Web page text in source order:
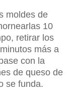
moldes de
10
retirar los
más a
con la
de queso de
se funda.